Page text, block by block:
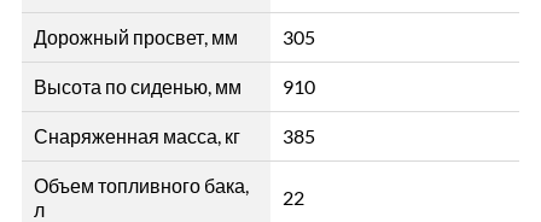
Дорожный просвет, мм 305
Высота по сиденью, мм 910
Снаряженная масса, кг 385
Объем топливного бака,
л
22